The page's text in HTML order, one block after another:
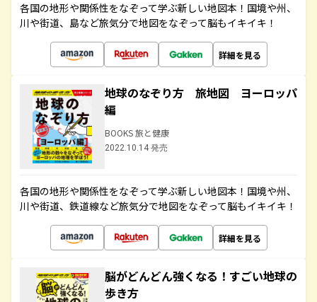
各国の地形や関係性をなぞって学ぶ新しい地図本！国境や州、
川や街道、島など旅気分で地図をなぞって脳もイキイキ！
詳細を見る
地球のなぞり方 旅地図 ヨーロッパ
編
BOOKS 旅と健康
2022.10.14 発売
各国の地形や関係性をなぞって学ぶ新しい地図本！国境や州、
川や街道、鉄道線など旅気分で地図をなぞって脳もイキイキ！
詳細を見る
脳がどんどん強くなる！すごい地球の
歩き方